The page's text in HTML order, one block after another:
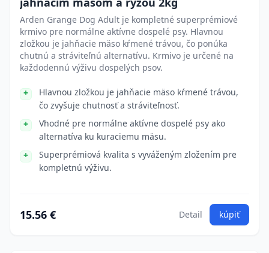
Arden Grange Dog Adult je kompletné superprémiové
krmivo pre normálne aktívne dospelé psy. Hlavnou
zložkou je jahňacie mäso kŕmené trávou, čo ponúka
chutnú a stráviteľnú alternatívu. Krmivo je určené na
každodennú výživu dospelých psov.
Hlavnou zložkou je jahňacie mäso kŕmené trávou,
čo zvyšuje chutnosť a stráviteľnosť.
Vhodné pre normálne aktívne dospelé psy ako
alternatíva ku kuraciemu mäsu.
Superprémiová kvalita s vyváženým zložením pre
kompletnú výživu.
15.56 € Detail kúpiť